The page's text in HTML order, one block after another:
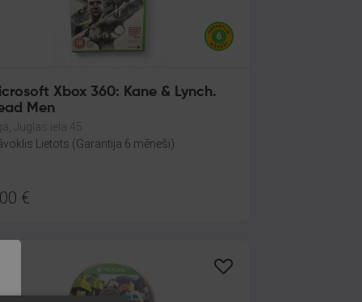
Xbox 360: Kane & Lynch.
Men
Juglas iela 45
Lietots (Garantija 6 mēneši)
€